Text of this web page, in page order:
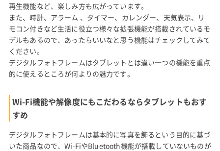
再生機能など、楽しみ方も広がっています。
また、時計、アラーム 、タイマー、カレンダー、天気表示、リ
モコン付きなど生活に役立つ様々な拡張機能が搭載されているモ
デルもあるので、あったらいいなと思う機能はチェックしてみて
ください。
デジタルフォトフレームはタブレットとは違い一つの機能を重点
的に使えるところが何よりの魅力です。
Wi-Fi機能や解像度にもこだわるならタブレットもおす
すめ
デジタルフォトフレームは基本的に写真を飾るという目的に基づ
いた商品なので、Wi-FiやBluetooth機能が搭載していないものが